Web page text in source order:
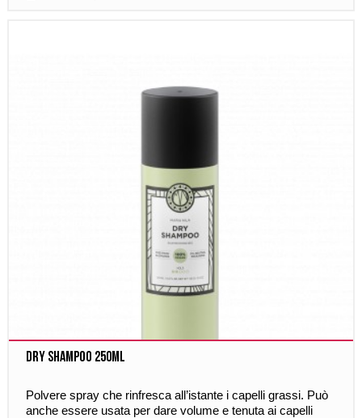
Dry Shampoo 250ml
Polvere spray che rinfresca all’istante i capelli grassi. Può
anche essere usata per dare volume e tenuta ai capelli